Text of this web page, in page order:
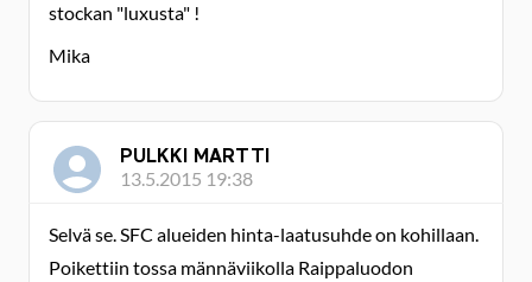
stockan "luxusta" !
Mika
PULKKI MARTTI
13.5.2015 19:38
Selvä se. SFC alueiden hinta-laatusuhde on kohillaan.
Poikettiin tossa männäviikolla Raippaluodon